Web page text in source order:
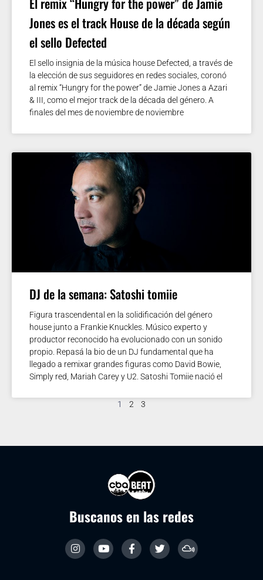
Jones es el track House de la década según
el sello Defected
El sello insignia de la música house Defected, a través de
la elección de sus seguidores en redes sociales, coronó
al remix “Hungry for the power” de Jamie Jones a Azari
& III, como el mejor track de la década del género. A
finales del mes de noviembre de noviembre
DJ de la semana: Satoshi tomiie
Figura trascendental en la solidificación del género
house junto a Frankie Knuckles. Músico experto y
productor reconocido ha evolucionado con un sonido
propio. Repasá la bio de un DJ fundamental que ha
llegado a remixar grandes figuras como David Bowie,
Simply red, Mariah Carey y U2. Satoshi Tomiie nació el
1 2 3
Buscanos en las redes